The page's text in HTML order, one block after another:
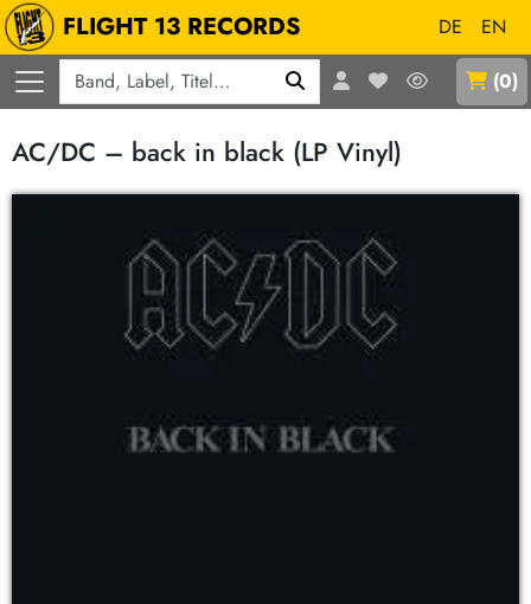
FLIGHT 13 RECORDS DE
EN
(0)
AC/DC – back in black (LP Vinyl)